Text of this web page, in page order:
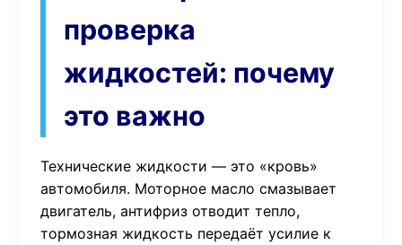
проверка
жидкостей: почему
это важно
Технические жидкости — это «кровь»
автомобиля. Моторное масло смазывает
двигатель, антифриз отводит тепло,
тормозная жидкость передаёт усилие к